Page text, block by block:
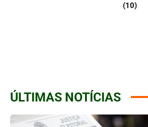
(10)
ÚLTIMAS NOTÍCIAS